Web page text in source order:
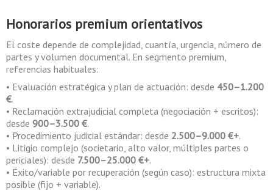
Honorarios premium orientativos
El coste depende de complejidad, cuantía, urgencia, número de
partes y volumen documental. En segmento premium,
referencias habituales:
• Evaluación estratégica y plan de actuación: desde 450–1.200
€.
• Reclamación extrajudicial completa (negociación + escritos):
desde 900–3.500 €.
• Procedimiento judicial estándar: desde 2.500–9.000 €+.
• Litigio complejo (societario, alto valor, múltiples partes o
periciales): desde 7.500–25.000 €+.
• Éxito/variable por recuperación (según caso): estructura mixta
posible (fijo + variable).